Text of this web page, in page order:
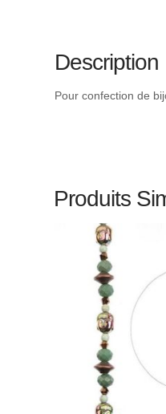
Description
Pour confection de
Produits